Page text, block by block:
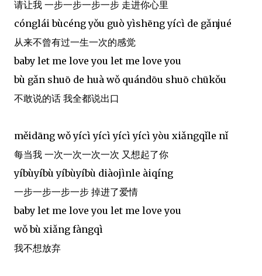
请让我 一步一步一步一步 走进你心里
cónglái bùcéng yǒu guò yìshēng yícì de gǎnjué
从来不曾有过一生一次的感觉
baby let me love you let me love you
bù gǎn shuō de huà wǒ quándōu shuō chūkǒu
不敢说的话 我全都说出口
měidāng wǒ yícì yícì yícì yícì yòu xiǎngqǐle nǐ
每当我 一次一次一次一次 又想起了你
yíbùyíbù yíbùyíbù diàojìnle àiqíng
一步一步一步一步 掉进了爱情
baby let me love you let me love you
wǒ bù xiǎng fàngqì
我不想放弃